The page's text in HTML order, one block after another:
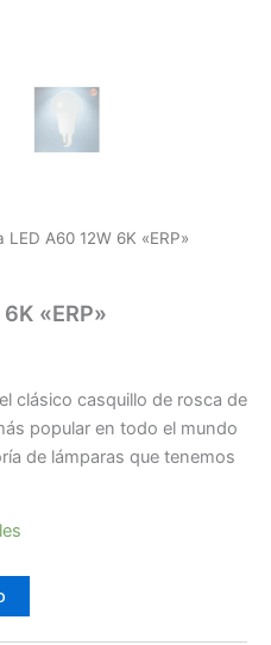
LED A60 12W 6K «ERP»
«ERP»
clásico casquillo de rosca de
popular en todo el mundo
de lámparas que tenemos